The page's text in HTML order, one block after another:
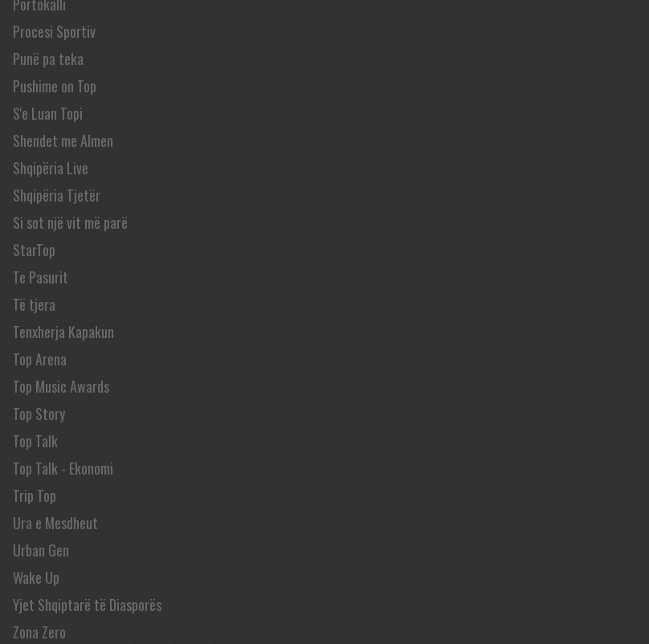
Procesi Sportiv
Punë pa teka
Pushime on Top
S'e Luan Topi
Shendet me Almen
Shqipëria Live
Shqipëria Tjetër
Si sot një vit më parë
StarTop
Te Pasurit
Të tjera
Tenxherja Kapakun
Top Arena
Top Music Awards
Top Story
Top Talk
Top Talk - Ekonomi
Trip Top
Ura e Mesdheut
Urban Gen
Wake Up
Yjet Shqiptarë të Diasporës
Zona Zero